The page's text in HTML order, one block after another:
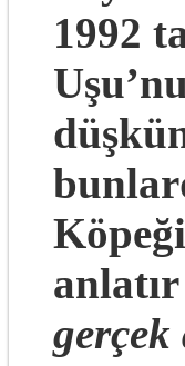
1992
gerçek